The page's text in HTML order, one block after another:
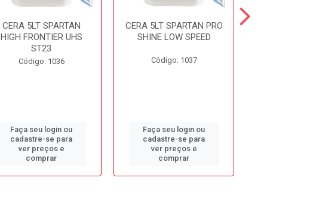
CERA 5LT SPARTAN
HIGH FRONTIER UHS
ST23
Código: 1036
Faça seu login ou
cadastre-se para
ver preços e
comprar
CERA 5LT SPARTAN PRO
SHINE LOW SPEED
Código: 1037
Faça seu login ou
cadastre-se para
ver preços e
comprar